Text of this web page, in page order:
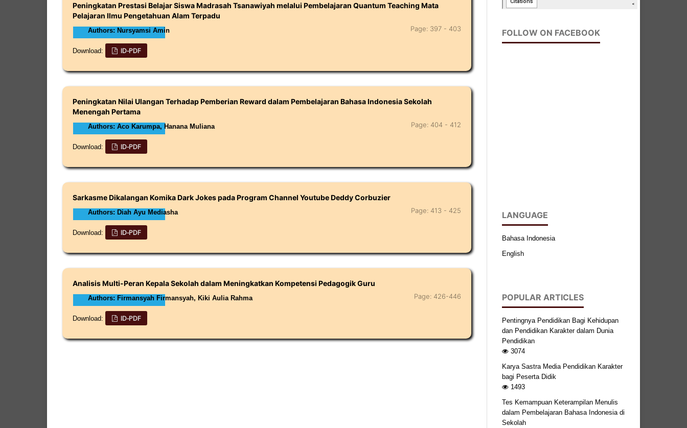
Peningkatan Prestasi Belajar Siswa Madrasah Tsanawiyah melalui Pembelajaran Quantum Teaching Mata
Pelajaran Ilmu Pengetahuan Alam Terpadu
Authors: Nursyamsi Amin Page: 397 - 403
Download: ID-PDF
Peningkatan Nilai Ulangan Terhadap Pemberian Reward dalam Pembelajaran Bahasa Indonesia Sekolah
Menengah Pertama
Authors: Aco Karumpa, Hanana Muliana Page: 404 - 412
Download: ID-PDF
Sarkasme Dikalangan Komika Dark Jokes pada Program Channel Youtube Deddy Corbuzier
Authors: Diah Ayu Mediasha Page: 413 - 425
Download: ID-PDF
Analisis Multi-Peran Kepala Sekolah dalam Meningkatkan Kompetensi Pedagogik Guru
Authors: Firmansyah Firmansyah, Kiki Aulia Rahma Page: 426-446
Download: ID-PDF
FOLLOW ON FACEBOOK
LANGUAGE
Bahasa Indonesia
English
POPULAR ARTICLES
Pentingnya Pendidikan Bagi Kehidupan
dan Pendidikan Karakter dalam Dunia
Pendidikan
3074
Karya Sastra Media Pendidikan Karakter
bagi Peserta Didik
1493
Tes Kemampuan Keterampilan Menulis
dalam Pembelajaran Bahasa Indonesia di
Sekolah